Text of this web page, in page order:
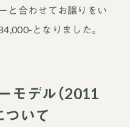
と合わせてお譲りをい
となりました。
モデル（2011
ついて